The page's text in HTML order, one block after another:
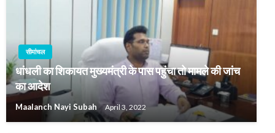
सीमांचल
धांधली का शिकायत मुख्यमंत्री के पास पहुंचा तो मामले की जांच
का आदेश
Maalanch Nayi Subah April 3, 2022